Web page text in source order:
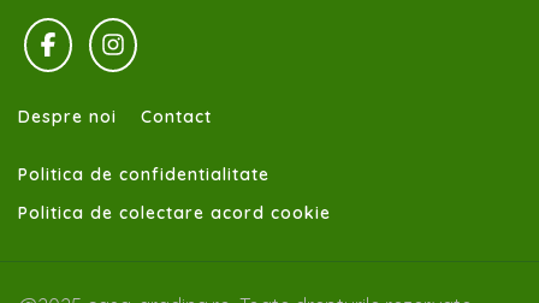
Despre noi Contact
Politica de confidentialitate
Politica de colectare acord cookie